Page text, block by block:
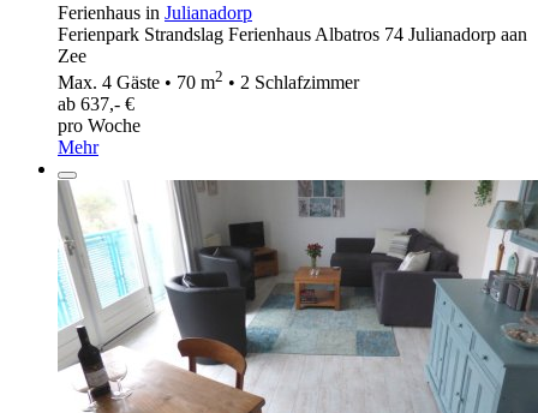
Ferienhaus in Julianadorp
Ferienpark Strandslag Ferienhaus Albatros 74 Julianadorp aan
Zee
Max. 4 Gäste • 70 m2 • 2 Schlafzimmer
ab 637,- €
pro Woche
Mehr